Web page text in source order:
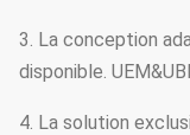
3. La conception
disponible.
4. La solution